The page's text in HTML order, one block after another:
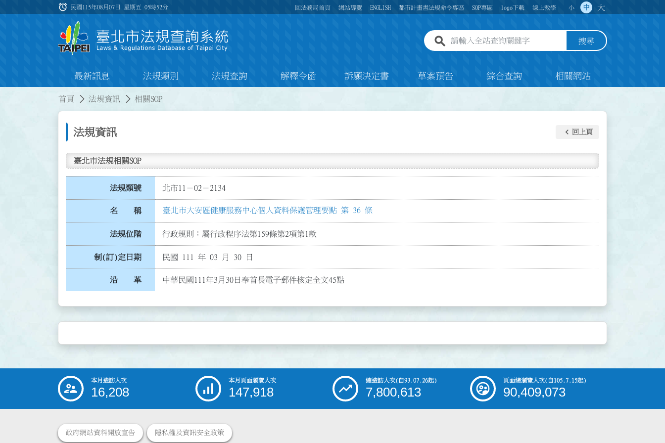
:::
alarm 民國115年08月07日 星期五05時52分 回法務局首頁 網站導覽 ENGLISH 都市計畫書法規命令專區 SOP專區 logo下載 線上教學 小 中 大
全站查詢關鍵字欄位 搜尋
最新訊息 法規類別 法規查詢 解釋令函 訴願決定書 草案預告 綜合查詢 相關網站
首頁 法規資訊 相關SOP
法規資訊 keyboard_arrow_left 回上頁
臺北市法規相關SOP
法規類號 北市11－02－2134
名 稱 臺北市大安區健康服務中心個人資料保護管理要點 第 36 條
法規位階 行政規則：屬行政程序法第159條第2項第1款
制(訂)定日期 民國 111 年 03 月 30 日
沿 革 中華民國111年3月30日奉首長電子郵件核定全文45點
::: 本月造訪人次
16,208
本月頁面瀏覽人次
147,918
總造訪人次(自93.07.26起)
7,800,613
頁面總瀏覽人次(自105.7.15起)
90,409,073
政府網站資料開放宣告 隱私權及資訊安全政策